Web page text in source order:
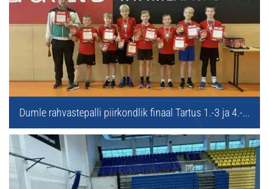
Dumle rahvastepalli piirkondlik finaal Tartus 1.-3 ja 4.-...